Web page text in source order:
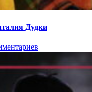
Дудки